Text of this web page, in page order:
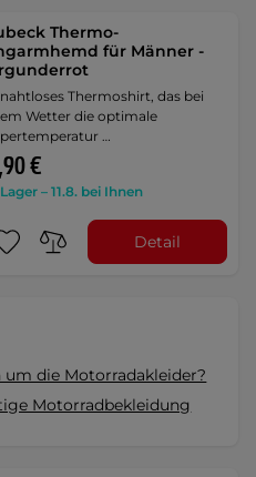
Thermo-
für Männer -
Thermoshirt, das bei
Wetter die optimale
…
€
– 11.8. bei Ihnen
Detail
die Motorradakleider?
Motorradbekleidung